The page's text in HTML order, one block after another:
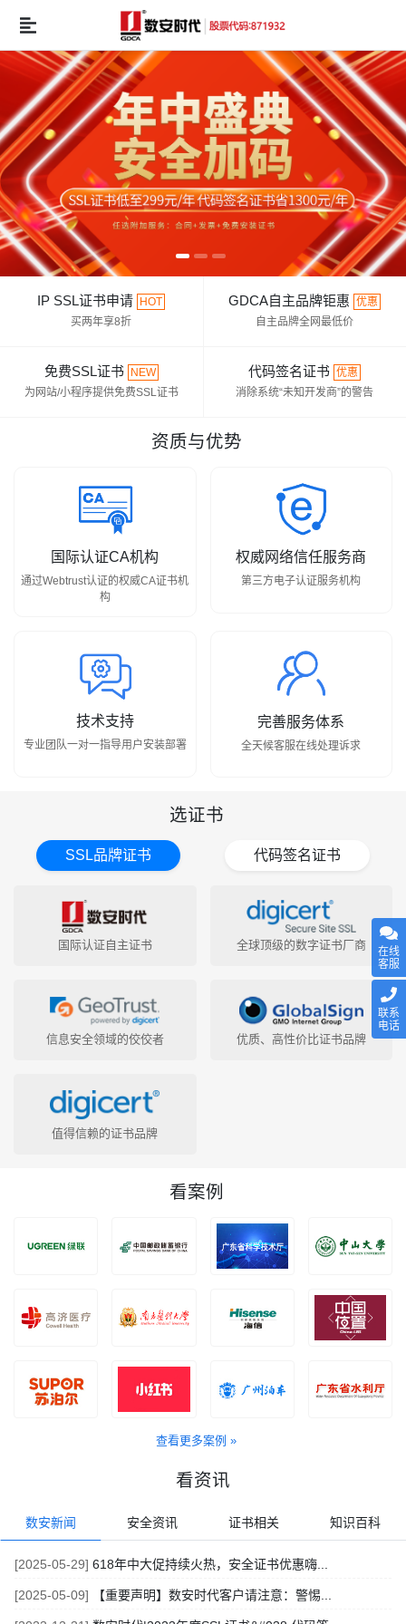
IP SSL证书申请 HOT
买两年享8折
GDCA自主品牌钜惠 优惠
自主品牌全网最低价
免费SSL证书 NEW
为网站/小程序提供免费SSL证书
代码签名证书 优惠
消除系统“未知开发商”的警告
资质与优势
国际认证CA机构
通过Webtrust认证的权威CA证书机
构
权威网络信任服务商
第三方电子认证服务机构
技术支持
专业团队一对一指导用户安装部署
完善服务体系
全天候客服在线处理诉求
选证书
SSL品牌证书 代码签名证书
国际认证自主证书 全球顶级的数字证书厂商
信息安全领域的佼佼者 优质、高性价比证书品牌
值得信赖的证书品牌
看案例
查看更多案例 »
看资讯
数安新闻 安全资讯 证书相关 知识百科
[2025-05-29] 618年中大促持续火热，安全证书优惠嗨...
[2025-05-09] 【重要声明】数安时代客户请注意：警惕...
在线
客服
联系
电话